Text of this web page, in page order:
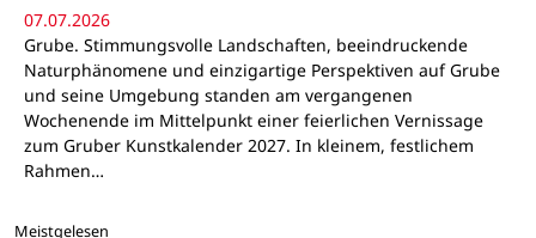
07.07.2026
Grube. Stimmungsvolle Landschaften, beeindruckende
Naturphänomene und einzigartige Perspektiven auf Grube
und seine Umgebung standen am vergangenen
Wochenende im Mittelpunkt einer feierlichen Vernissage
zum Gruber Kunstkalender 2027. In kleinem, festlichem
Rahmen…
Meistgelesen